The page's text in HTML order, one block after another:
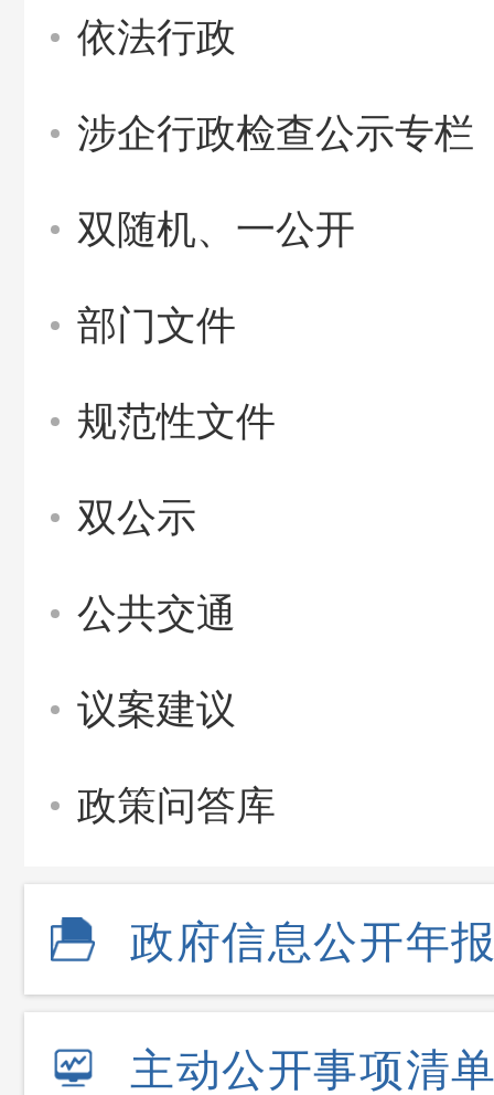
依法行政
涉企行政检查公示专栏
双随机、一公开
部门文件
规范性文件
双公示
公共交通
议案建议
政策问答库
政府信息公开年
主动公开事项清